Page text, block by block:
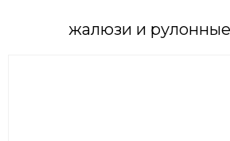
жалюзи и